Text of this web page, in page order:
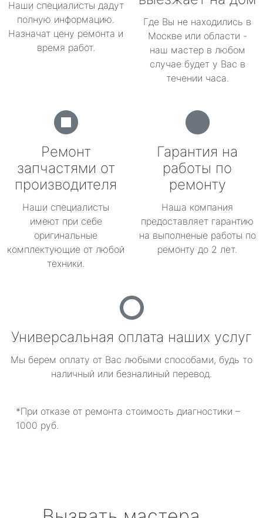
Наши специалисты дадут
полную информацию.
Назначат цену ремонта и
время работ.
Где Вы не находились в
Москве или области -
наш мастер в любом
случае будет у Вас в
течении часа.
Ремонт
запчастями от
производителя
Наши специалисты
имеют при себе
оригинальные
комплектующие от любой
техники.
Гарантия на
работы по
ремонту
Наша компания
предоставляет гарантию
на выполненые работы по
ремонту до 2 лет.
Универсальная оплата наших услуг
Мы берем оплату от Вас любыми способами, будь то
наличный или безналиный перевод.
*При отказе от ремонта стоимость диагностики –
1000 руб.